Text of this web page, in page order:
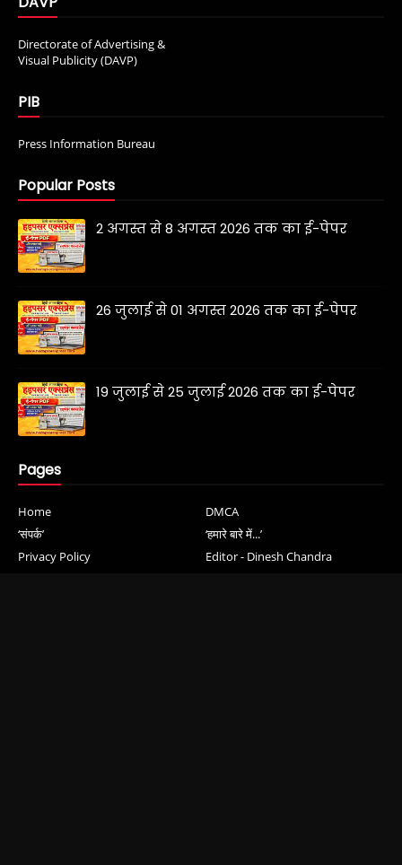
Directorate of Advertising &
Visual Publicity (DAVP)
PIB
Press Information Bureau
Popular Posts
2 अगस्त से 8 अगस्त 2026 तक का ई-पेपर
26 जुलाई से 01 अगस्त 2026 तक का ई-पेपर
19 जुलाई से 25 जुलाई 2026 तक का ई-पेपर
Pages
Home
DMCA
‘संपर्क’
‘हमारे बारे में...’
Privacy Policy
Editor - Dinesh Chandra